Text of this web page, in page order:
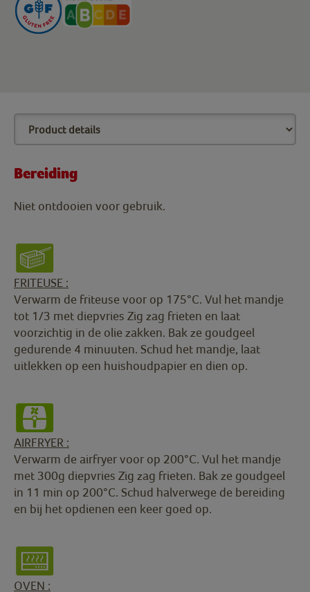
Bereiding
Niet ontdooien voor gebruik.
FRITEUSE :
Verwarm de friteuse voor op 175°C. Vul het mandje
tot 1/3 met diepvries Zig zag frieten en laat
voorzichtig in de olie zakken. Bak ze goudgeel
gedurende 4 minuuten. Schud het mandje, laat
uitlekken op een huishoudpapier en dien op.
AIRFRYER :
Verwarm de airfryer voor op 200°C. Vul het mandje
met 300g diepvries Zig zag frieten. Bak ze goudgeel
in 11 min op 200°C. Schud halverwege de bereiding
en bij het opdienen een keer goed op.
OVEN :